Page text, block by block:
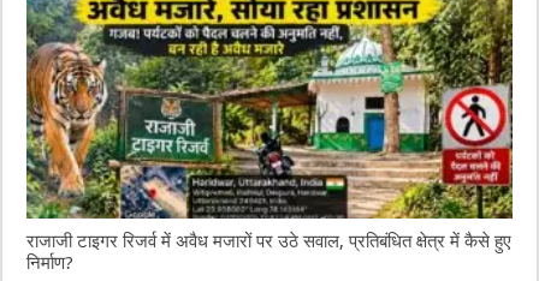
राजाजी टाइगर रिजर्व में अवैध मजारों पर उठे सवाल, प्रतिबंधित क्षेत्र में कैसे हुए
निर्माण?